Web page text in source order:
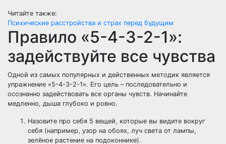
Читайте также:
Психические расстройства и страх перед будущим
Правило «5-4-3-2-1»:
задействуйте все чувства
Одной из самых популярных и действенных методик является
упражнение «5-4-3-2-1». Его цель – последовательно и
осознанно задействовать все органы чувств. Начинайте
медленно, дыша глубоко и ровно.
Назовите про себя 5 вещей, которые вы видите вокруг
себя (например, узор на обоях, луч света от лампы,
зелёное растение на подоконнике).